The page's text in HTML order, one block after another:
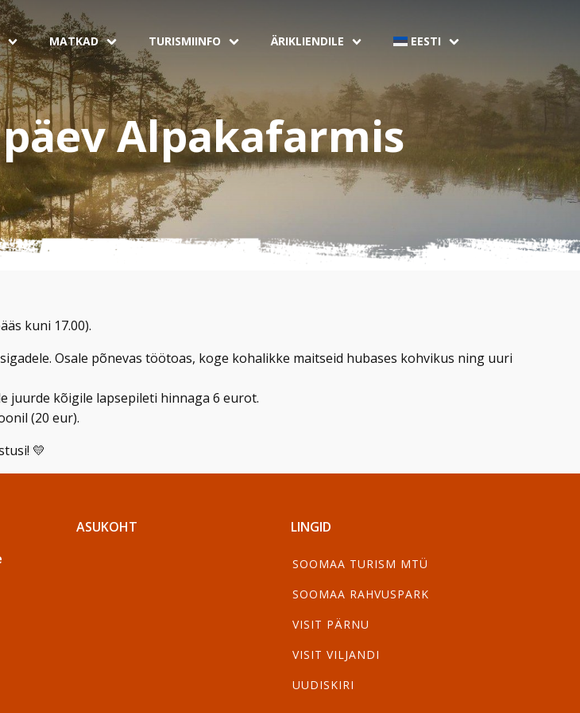
MATKAD TURISMIINFO ÄRIKLIENDILE EESTI
Alpakafarmis
kuni 17.00).
Osale põnevas töötoas, koge kohalikke maitseid hubases kohvikus ning uuri
juurde kõigile lapsepileti hinnaga 6 eurot.
(20 eur).
💛
ASUKOHT LINGID
SOOMAA TURISM MTÜ
SOOMAA RAHVUSPARK
VISIT PÄRNU
VISIT VILJANDI
UUDISKIRI